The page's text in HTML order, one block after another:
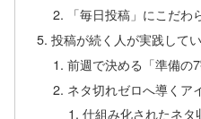
「毎日投稿」にこだわ
投稿が続く人が実践して
前週で決める「準備の
ネタ切れゼロへ導くア
仕組み化されたネタ